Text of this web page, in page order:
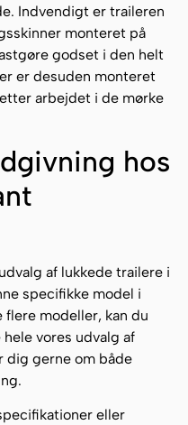
Indvendigt er traileren
monteret på
godset i den helt
er desuden monteret
arbejdet i de mørke
hos
af lukkede trailere i
specifikke model i
flere modeller, kan du
vores udvalg af
dig gerne om både
eller